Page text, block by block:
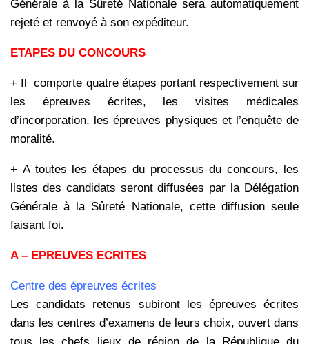
Générale à la Sûreté Nationale sera automatiquement
rejeté et renvoyé à son expéditeur.
ETAPES DU CONCOURS
+ Il comporte quatre étapes portant respectivement sur
les épreuves écrites, les visites médicales
d’incorporation, les épreuves physiques et l’enquête de
moralité.
+ A toutes les étapes du processus du concours, les
listes des candidats seront diffusées par la Délégation
Générale à la Sûreté Nationale, cette diffusion seule
faisant foi.
A – EPREUVES ECRITES
Centre des épreuves écrites
Les candidats retenus subiront les épreuves écrites
dans les centres d’examens de leurs choix, ouvert dans
tous les chefs lieux de région de la République du